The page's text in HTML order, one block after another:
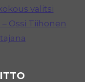
valitsi
Ossi Tiihonen